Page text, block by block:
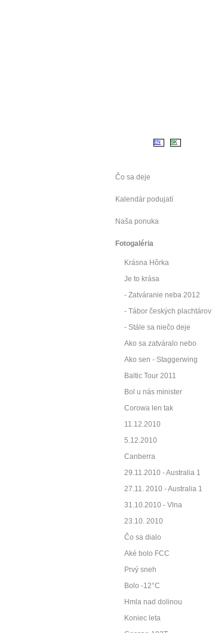
EN SK
Čo sa deje
Kalendár podujatí
Naša ponuka
Fotogaléria
Krásna Hôrka
Je to krása
- Zatváranie neba 2012
- Tábor českých plachtárov
- Stále sa niečo deje
Ako sa zatváralo nebo
Ako sen - Staggerwing
Baltic Tour 2011
Bol u nás minister
Corowa len tak
11.12.2010
5.12.2010
Canberra
29.11.2010 - Australia 1
27.11. 2010 - Australia 1
31.10.2010 - Vlna
23.10. 2010
Čo sa dialo
Aké bolo FCC
Prvý sneh
Bolo -12°C
Hmla nad dolinou
Koniec leta